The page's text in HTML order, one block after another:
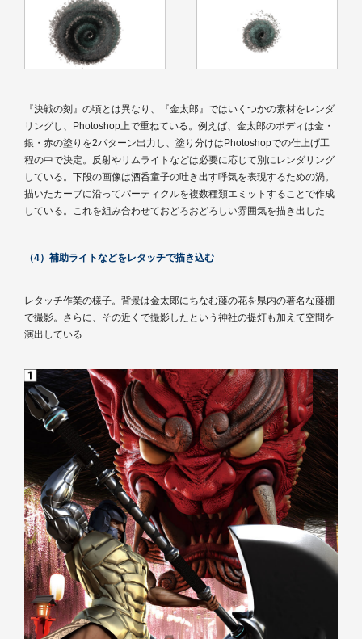
『決戦の刻』の頃とは異なり、『金太郎』ではいくつかの素材をレンダ
リングし、Photoshop上で重ねている。例えば、金太郎のボディは金・
銀・赤の塗りを2パターン出力し、塗り分けはPhotoshopでの仕上げ工
程の中で決定。反射やリムライトなどは必要に応じて別にレンダリング
している。下段の画像は酒呑童子の吐き出す呼気を表現するための渦。
描いたカーブに沿ってパーティクルを複数種類エミットすることで作成
している。これを組み合わせておどろおどろしい雰囲気を描き出した
（4）補助ライトなどをレタッチで描き込む
レタッチ作業の様子。背景は金太郎にちなむ藤の花を県内の著名な藤棚
で撮影。さらに、その近くで撮影したという神社の提灯も加えて空間を
演出している